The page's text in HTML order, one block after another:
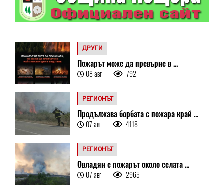
ДРУГИ
Пожарът може да превърне в ...
08 авг 792
РЕГИОНЪТ
Продължава борбата с пожара край ...
07 авг 4118
РЕГИОНЪТ
Овладян е пожарът около селата ...
07 авг 2965